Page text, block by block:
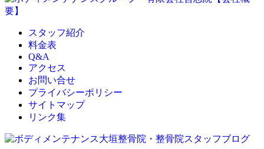
スタッフ紹介
料金表
Q&A
アクセス
お問い合せ
プライバシーポリシー
サイトマップ
リンク集